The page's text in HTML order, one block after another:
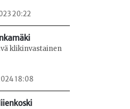
20:22
klikinvastainen
18:08